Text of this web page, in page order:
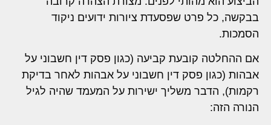
בבקשה, כל פרט שפסעדת ציורות ידועים ניקוד
הסמכות.
אם ההחלטה קובעת קביעה (כגון פסק דין חשבוני על
אבהות (כגון פסק דין חשבוני על אבהות לאחר בדיקת
רקמות), הדבר משליך ישירות על המעמד שהיה לגיל
הנורה הזה: